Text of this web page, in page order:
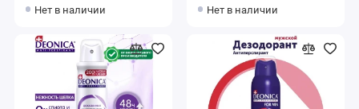
Нет в наличии
Нет в наличии